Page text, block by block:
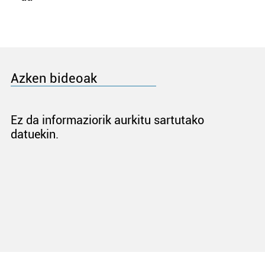
Azken bideoak
Ez da informaziorik aurkitu sartutako
datuekin.